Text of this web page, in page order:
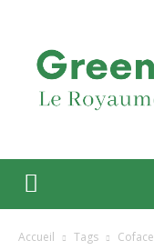
Accueil Tags Coface